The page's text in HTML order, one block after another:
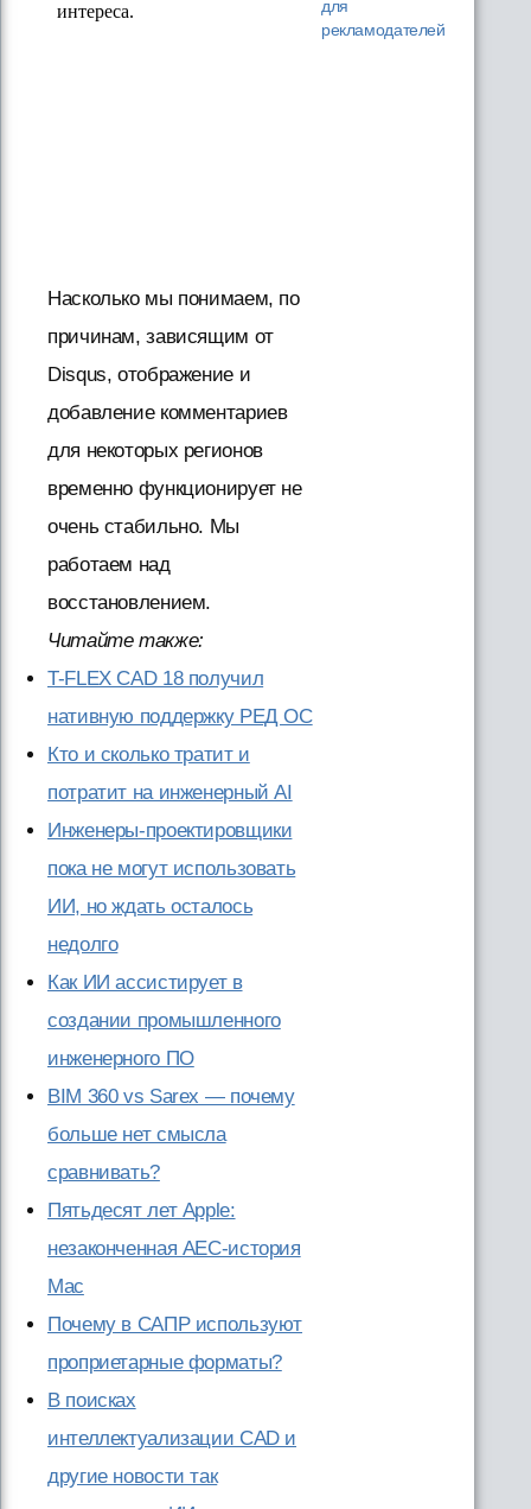
Насколько мы понимаем, по
причинам, зависящим от
Disqus, отображение и
добавление комментариев
для некоторых регионов
временно функционирует не
очень стабильно. Мы
работаем над
восстановлением.
Читайте также:
T-FLEX CAD 18 получил
нативную поддержку РЕД ОС
Кто и сколько тратит и
потратит на инженерный AI
Инженеры-проектировщики
пока не могут использовать
ИИ, но ждать осталось
недолго
Как ИИ ассистирует в
создании промышленного
инженерного ПО
BIM 360 vs Sarex — почему
больше нет смысла
сравнивать?
Пятьдесят лет Apple:
незаконченная AEC-история
Mac
Почему в САПР используют
проприетарные форматы?
В поисках
интеллектуализации CAD и
другие новости так
для
рекламодателей